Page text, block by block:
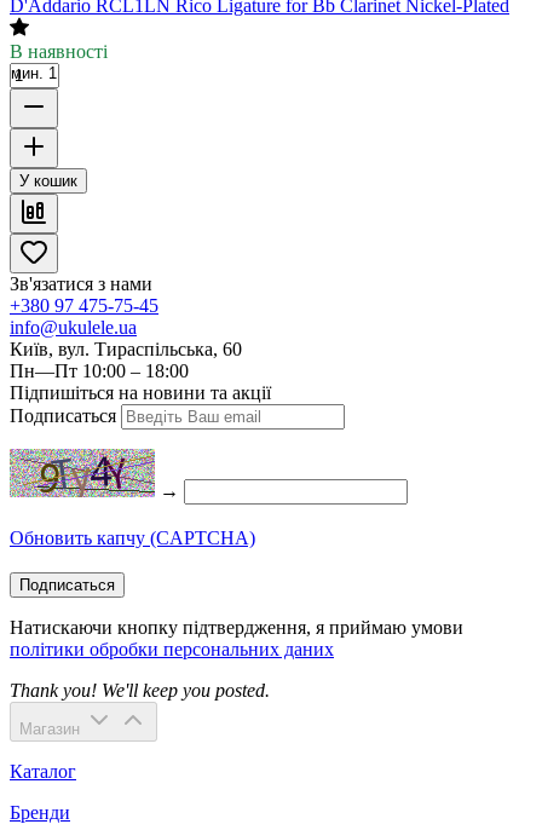
D'Addario RCL1LN Rico Ligature for Bb Clarinet Nickel-Plated
В наявності
мин. 1
У кошик
Зв'язатися з нами
+380 97 475-75-45
info@ukulele.ua
Київ, вул. Тираспільська, 60
Пн—Пт 10:00 – 18:00
Підпишіться на новини та акції
Подписаться
→
Обновить капчу (CAPTCHA)
Подписаться
Натискаючи кнопку підтвердження, я приймаю умови
політики обробки персональних даних
Thank you! We'll keep you posted.
Магазин
Каталог
Бренди